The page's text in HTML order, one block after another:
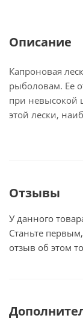
Описание
Капроновая
рыболовам. Ее
при невысокой
этой лески,
Отзывы
У данного
Станьте
отзыв об этом